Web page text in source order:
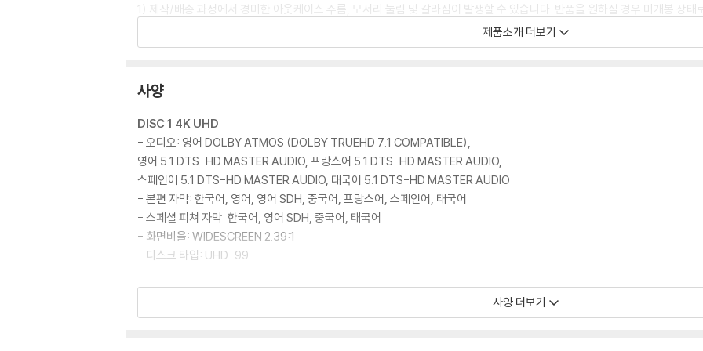
1) 제작/배송 과정에서 경미한 아웃케이스 주름, 모서리 눌림 및 갈라짐이 발생할 수 있습니다. 반품을 원하실 경우 미개봉 상태
2) 스틸북 케이스 제작 과정에서 기포 혹은 경미한 인쇄 오류가 발생할 수 있습니다.
3) 렌티큘러 스틸북의 경우, 보호필름이 붙어 판매되기도 합니다. 보호필름 손상에 의한 교환/반품은 불가합니다.
5) 아웃케이스/구성품/포장 상태 불량에 의한 교환/반품 신청시 불량 확인을 위해 개봉 시의 동영상을 요청할 수 있으며, 동영
※ 디스크 재생 불량
1) 기기 문제로 인해 발생하는 재생 불량 현상에 대해서는 반품/교환이 불가하니 최신 소프트웨어로 업데이트된 DVD/BD 전용
2) 정전기와 먼지로 인해 재생이 원활하지 않은 경우가 있습니다. 디스크를 마른 천으로 닦으시거나, DVD 클리너 등 전용 제품
3) 일부 PC 연결형 ODD의 경우 호환 상의 문제로 정상적인 디스크도 재생이 불가능한 경우가 있습니다. 독립형 전용 플레이어
량의 경우 교환 시에도 동일한 오류가 발생할 수 있음을 알려드립니다.
※ 디스크 외관 불량
디스크에 미세한 잔 흠집이 남아있거나 인쇄 면이 깨끗하지 않은 경우가 있으며, 상품의 불량이 아닙니다. 단, 재생에 이상이 있
제품소개 더보기
사양
DISC 1 4K UHD
- 오디오: 영어 DOLBY ATMOS (DOLBY TRUEHD 7.1 COMPATIBLE),
영어 5.1 DTS-HD MASTER AUDIO, 프랑스어 5.1 DTS-HD MASTER AUDIO,
스페인어 5.1 DTS-HD MASTER AUDIO, 태국어 5.1 DTS-HD MASTER AUDIO
- 본편 자막: 한국어, 영어, 영어 SDH, 중국어, 프랑스어, 스페인어, 태국어
- 스페셜 피쳐 자막: 한국어, 영어 SDH, 중국어, 태국어
- 화면비율: WIDESCREEN 2.39:1
- 디스크 타입: UHD-99
DISC 2 블루레이
- 오디오: 영어 5.1 DTS-HD MASTER AUDIO, 프랑스어 5.1, 스페인어 5.1, 태국어 5.1
사양 더보기